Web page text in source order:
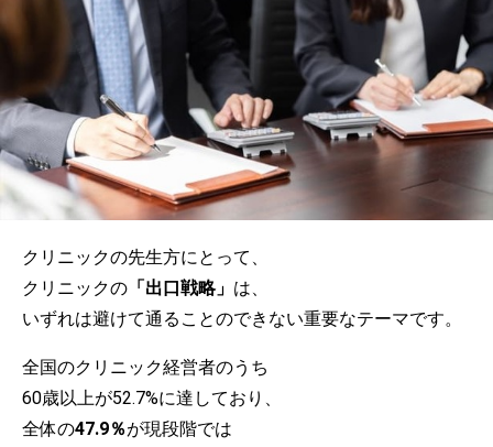
クリニックの先生方にとって、
クリニックの 「出口戦略」 は、
いずれは避けて通ることのできない重要なテーマです。
全国のクリニック経営者のうち
60歳以上が52.7%に達しており、
全体の47.9％が現段階では